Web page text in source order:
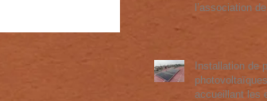
l’association
Installation de
accueillant les